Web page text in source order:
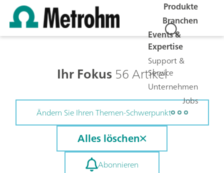
Produkte
Branchen
Events &
Expertise
Support &
Service
Unternehmen
Jobs
Ihr Fokus56 Artikel
Ändern Sie Ihren Themen-Schwerpunkt
Alles löschen
Abonnieren